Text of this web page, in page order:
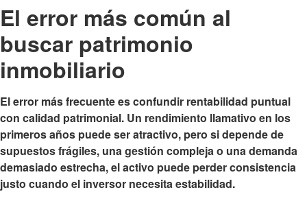
El error más común al
buscar patrimonio
inmobiliario
El error más frecuente es confundir rentabilidad puntual
con calidad patrimonial. Un rendimiento llamativo en los
primeros años puede ser atractivo, pero si depende de
supuestos frágiles, una gestión compleja o una demanda
demasiado estrecha, el activo puede perder consistencia
justo cuando el inversor necesita estabilidad.